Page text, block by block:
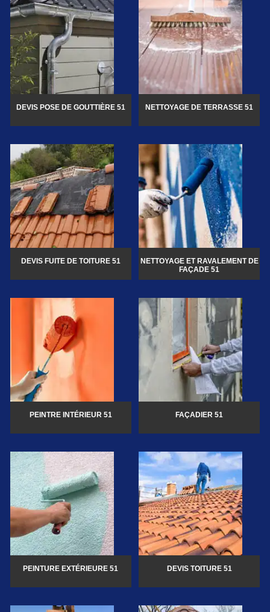
DEVIS POSE DE GOUTTIÈRE 51 NETTOYAGE DE TERRASSE 51
DEVIS FUITE DE TOITURE 51
NETTOYAGE ET RAVALEMENT DE
FAÇADE 51
PEINTRE INTÉRIEUR 51 FAÇADIER 51
PEINTURE EXTÉRIEURE 51 DEVIS TOITURE 51